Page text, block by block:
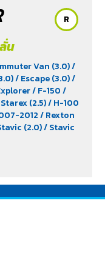
น
Van (3.0)/
/ Escape (3.0)/
/ F-150/
(2.5)/ H-100
2012/ Rexton
(2.0)/ Stavic
R